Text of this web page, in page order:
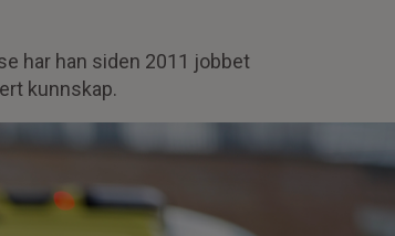
har han siden 2011 jobbet
kunnskap.